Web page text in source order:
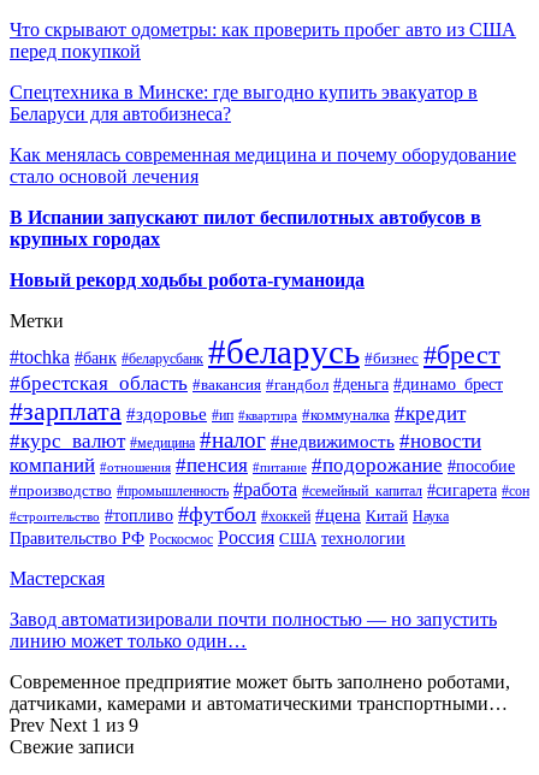
Что скрывают одометры: как проверить пробег авто из США
перед покупкой
Спецтехника в Минске: где выгодно купить эвакуатор в
Беларуси для автобизнеса?
Как менялась современная медицина и почему оборудование
стало основой лечения
В Испании запускают пилот беспилотных автобусов в
крупных городах
Новый рекорд ходьбы робота-гуманоида
Метки
#tochka #банк #беларусбанк #беларусь #бизнес #брест
#брестская_область #вакансия #гандбол #деньга #динамо_брест
#зарплата #здоровье #ип #квартира #коммуналка #кредит
#курс_валют #медицина #налог #недвижимость #новости
компаний #отношения #пенсия #питание #подорожание #пособие
#производство #промышленность #работа #семейный_капитал #сигарета #сон
#строительство #топливо #футбол #хоккей #цена Китай Наука
Правительство РФ Роскосмос Россия США технологии
Мастерская
Завод автоматизировали почти полностью — но запустить
линию может только один…
Современное предприятие может быть заполнено роботами,
датчиками, камерами и автоматическими транспортными…
Prev Next 1 из 9
Свежие записи